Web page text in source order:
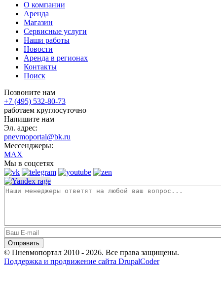
О компании
Аренда
Магазин
Сервисные услуги
Наши работы
Новости
Аренда в регионах
Контакты
Поиск
Позвоните нам
+7 (495) 532-80-73
работаем круглосуточно
Напишите нам
Эл. адрес:
pnevmoportal@bk.ru
Мессенджеры:
MAX
Мы в соцсетях
© Пневмопортал 2010 - 2026. Все права защищены.
Поддержка и продвижение сайта DrupalCoder